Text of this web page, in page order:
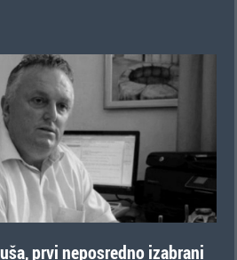
prvi neposredno izabrani